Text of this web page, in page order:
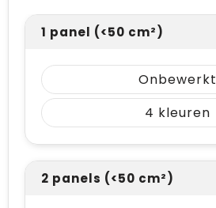
1 panel (<50 cm²)
Onbewerkt
4
2 panels (<50 cm²)